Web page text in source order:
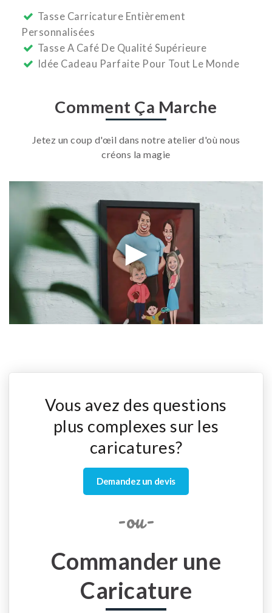
Tasse Carricature Entièrement
Personnalisées
Tasse A Café De Qualité Supérieure
Idée Cadeau Parfaite Pour Tout Le Monde
Comment Ça Marche
Jetez un coup d'œil dans notre atelier d'où nous
créons la magie
Vous avez des questions
plus complexes sur les
caricatures?
Demandez un devis
-ou-
Commander une
Caricature